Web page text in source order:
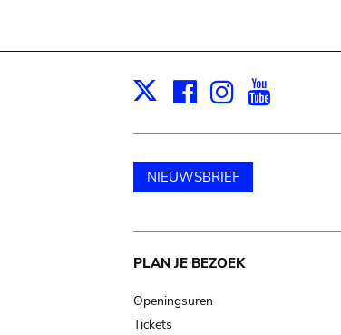
X Facebook
Instagram
NIEUWSBRIEF
Main
navigation
PLAN JE BEZOEK
Openingsuren
Tickets